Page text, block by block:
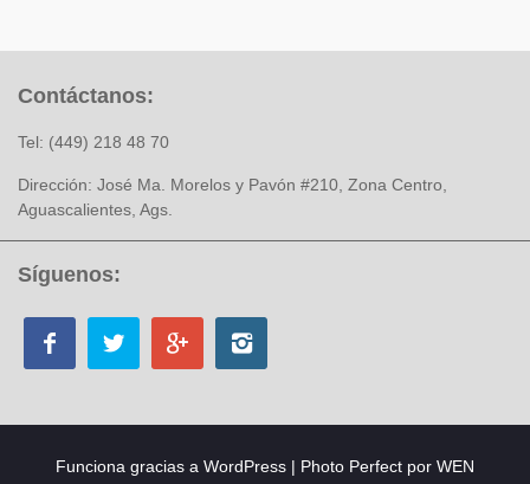
Contáctanos:
Tel: (449) 218 48 70
Dirección: José Ma. Morelos y Pavón #210, Zona Centro,
Aguascalientes, Ags.
Síguenos:
Funciona gracias a WordPress | Photo Perfect por WEN